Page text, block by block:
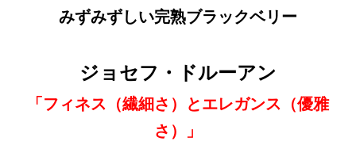
みずみずしい完熟ブラックベリー
ジョセフ・ドルーアン
「フィネス（繊細さ）とエレガンス（優雅
さ）」